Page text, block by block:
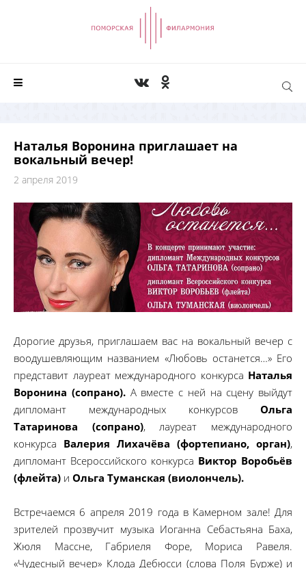
Наталья Воронина приглашает на
вокальный вечер!
2 апреля 2019
Дорогие друзья, приглашаем вас на вокальный вечер с
воодушевляющим названием «Любовь останется…» Его
представит лауреат международного конкурса Наталья
Воронина (сопрано).А вместе с ней на сцену выйдут
дипломант международных конкурсов Ольга
Татаринова (сопрано), лауреат международного
конкурса Валерия Лихачёва (фортепиано, орган),
дипломант Всероссийского конкурса Виктор Воробьёв
(флейта) и Ольга Туманская (виолончель).
Встречаемся 6 апреля 2019 года в Камерном зале! Для
зрителей прозвучит музыка Иоганна Себастьяна Баха,
Жюля Массне, Габриеля Форе, Мориса Равеля.
«Чудесный вечер» Клода Дебюсси (слова Поля Бурже) и